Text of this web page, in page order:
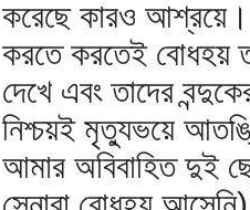
করেছে কারও আশ্রয়ে।
করতে করতেই বোধহয়
দেখে এবং তাদের
নিশ্চয়ই মৃত্যুভয়ে
আমার অবিবাহিত দুই